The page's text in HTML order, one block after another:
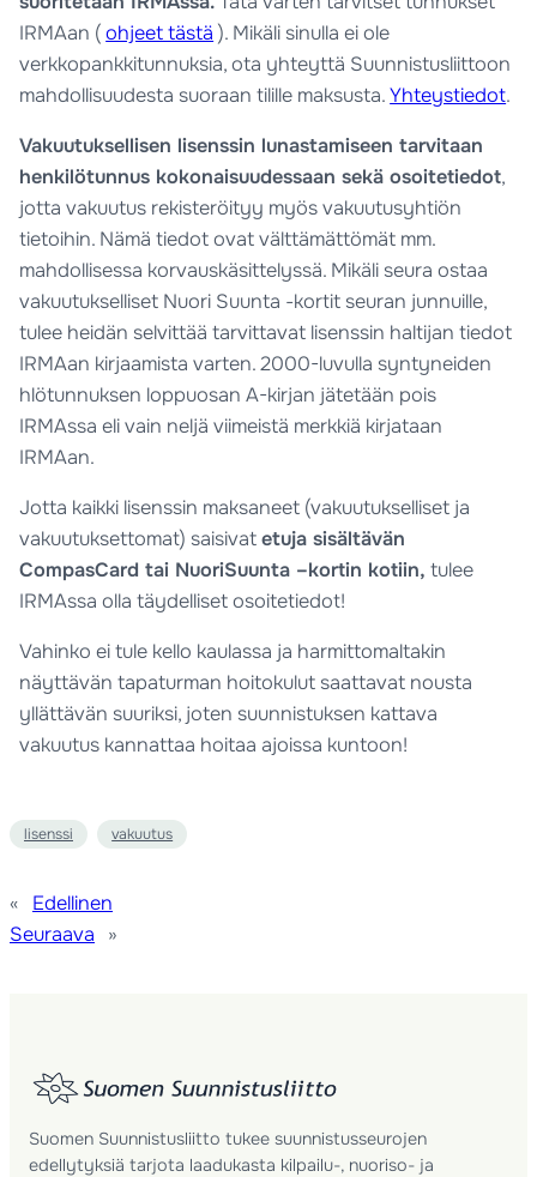
IRMAan (ohjeet tästä ). Mikäli sinulla ei ole
verkkopankkitunnuksia, ota yhteyttä Suunnistusliittoon
mahdollisuudesta suoraan tilille maksusta.Yhteystiedot.
Vakuutuksellisen lisenssin lunastamiseen tarvitaan
henkilötunnus kokonaisuudessaan sekä osoitetiedot,
jotta vakuutus rekisteröityy myös vakuutusyhtiön
tietoihin. Nämä tiedot ovat välttämättömät mm.
mahdollisessa korvauskäsittelyssä. Mikäli seura ostaa
vakuutukselliset Nuori Suunta -kortit seuran junnuille,
tulee heidän selvittää tarvittavat lisenssin haltijan tiedot
IRMAan kirjaamista varten. 2000-luvulla syntyneiden
hlötunnuksen loppuosan A-kirjan jätetään pois
IRMAssa eli vain neljä viimeistä merkkiä kirjataan
IRMAan.
Jotta kaikki lisenssin maksaneet (vakuutukselliset ja
vakuutuksettomat) saisivatetuja sisältävän
CompasCard tai NuoriSuunta –kortin kotiin, tulee
IRMAssa olla täydelliset osoitetiedot!
Vahinko ei tule kello kaulassa ja harmittomaltakin
näyttävän tapaturman hoitokulut saattavat nousta
yllättävän suuriksi, joten suunnistuksen kattava
vakuutus kannattaa hoitaa ajoissa kuntoon!
lisenssi vakuutus
«
Edellinen
Seuraava
»
Suomen Suunnistusliitto tukee suunnistusseurojen
edellytyksiä tarjota laadukasta kilpailu-, nuoriso- ja